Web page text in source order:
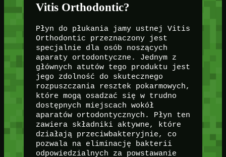
Vitis Orthodontic?
Płyn do płukania jamy ustnej Vitis
Orthodontic przeznaczony jest
specjalnie dla osób noszących
aparaty ortodontyczne. Jednym z
głównych atutów tego produktu jest
jego zdolność do skutecznego
rozpuszczania resztek pokarmowych,
które mogą osadzać się w trudno
dostępnych miejscach wokół
aparatów ortodontycznych. Płyn ten
zawiera składniki aktywne, które
działają przeciwbakteryjnie, co
pozwala na eliminację bakterii
odpowiedzialnych za powstawanie